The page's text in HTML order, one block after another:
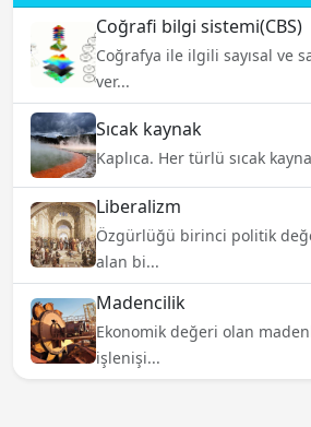
Coğrafi bilgi sistemi(CBS)
Coğrafya ile ilgili sayısal ve
ver...
Sıcak kaynak
Kaplıca. Her türlü sıcak
Liberalizm
Özgürlüğü birinci politik
alan bi...
Madencilik
Ekonomik değeri olan
işlenişi...